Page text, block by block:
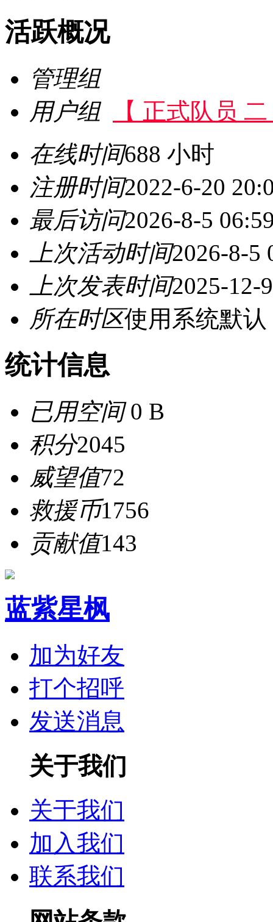
活跃概况
管理组
用户组
【 正式队员
在线时间688 小时
注册时间2022-6-20
最后访问2026-8-5
上次活动时间2026-8-5
上次发表时间2025-12-
所在时区使用系统默认
统计信息
已用空间0 B
积分2045
威望值72
救援币1756
贡献值143
蓝紫星枫
加为好友
打个招呼
发送消息
关于我们
关于我们
加入我们
联系我们